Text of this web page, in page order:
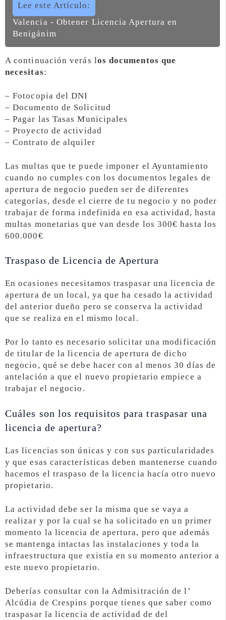
Lee este Artículo:
Valencia - Obtener Licencia Apertura en
Benigánim
A continuación verás los documentos que
necesitas:
– Fotocopia del DNI
– Documento de Solicitud
– Pagar las Tasas Municipales
– Proyecto de actividad
– Contrato de alquiler
Las multas que te puede imponer el Ayuntamiento
cuando no cumples con los documentos legales de
apertura de negocio pueden ser de diferentes
categorías, desde el cierre de tu negocio y no poder
trabajar de forma indefinida en esa actividad, hasta
multas monetarias que van desde los 300€ hasta los
600.000€
Traspaso de Licencia de Apertura
En ocasiones necesitamos traspasar una licencia de
apertura de un local, ya que ha cesado la actividad
del anterior dueño pero se conserva la actividad
que se realiza en el mismo local.
Por lo tanto es necesario solicitar una modificación
de titular de la licencia de apertura de dicho
negocio, qué se debe hacer con al menos 30 días de
antelación a que el nuevo propietario empiece a
trabajar el negocio.
Cuáles son los requisitos para traspasar una
licencia de apertura?
Las licencias son únicas y con sus particularidades
y que esas características deben mantenerse cuando
hacemos el traspaso de la licencia hacía otro nuevo
propietario.
La actividad debe ser la misma que se vaya a
realizar y por la cual se ha solicitado en un primer
momento la licencia de apertura, pero que además
se mantenga intactas las instalaciones y toda la
infraestructura que existía en su momento anterior a
este nuevo propietario.
Deberías consultar con la Admisitración de l’
Alcúdia de Crespins porque tienes que saber como
traspasar la licencia de actividad de del